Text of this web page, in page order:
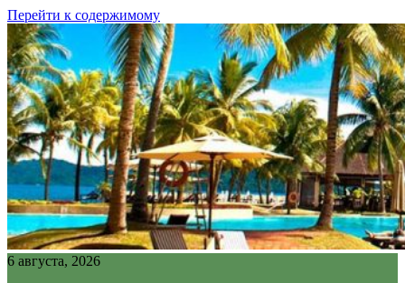
Перейти к содержимому
6 августа, 2026